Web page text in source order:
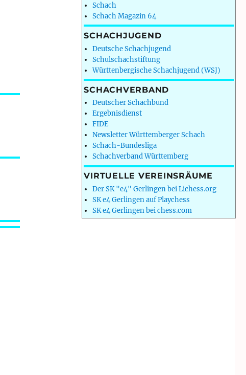
Schach
Schach Magazin 64
SCHACHJUGEND
Deutsche Schachjugend
Schulschachstiftung
Württenbergische Schachjugend (WSJ)
SCHACHVERBAND
Deutscher Schachbund
Ergebnisdienst
FIDE
Newsletter Württemberger Schach
Schach-Bundesliga
Schachverband Württemberg
VIRTUELLE VEREINSRÄUME
Der SK "e4" Gerlingen bei Lichess.org
SK e4 Gerlingen auf Playchess
SK e4 Gerlingen bei chess.com